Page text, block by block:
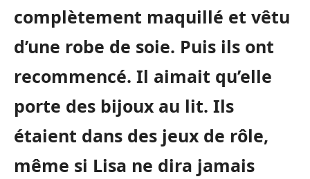
complètement maquillé et vêtu
d’une robe de soie. Puis ils ont
recommencé. Il aimait qu’elle
porte des bijoux au lit. Ils
étaient dans des jeux de rôle,
même si Lisa ne dira jamais